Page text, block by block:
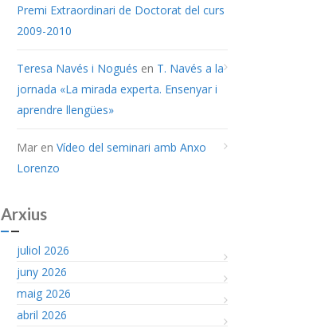
Premi Extraordinari de Doctorat del curs
2009-2010
Teresa Navés i Nogués en T. Navés a la
jornada «La mirada experta. Ensenyar i
aprendre llengües»
Mar en Vídeo del seminari amb Anxo
Lorenzo
Arxius
juliol 2026
juny 2026
maig 2026
abril 2026